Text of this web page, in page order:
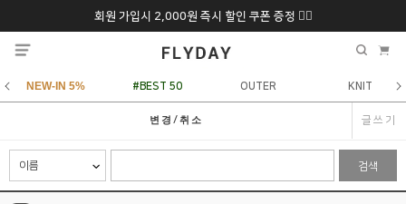
회원 가입시 2,000원 즉시 할인 쿠폰 증정 ❤️‍🔥
추석 특별 할인 10~20% 9/6 화 ~ 9/12월
NEW-IN 5% #BEST 50 OUTER KNIT
변경/취소 글쓰기
검색